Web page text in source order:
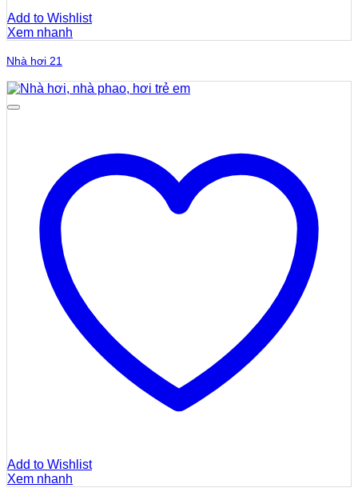
Add to Wishlist
Xem nhanh
Nhà hơi 21
Add to Wishlist
Xem nhanh